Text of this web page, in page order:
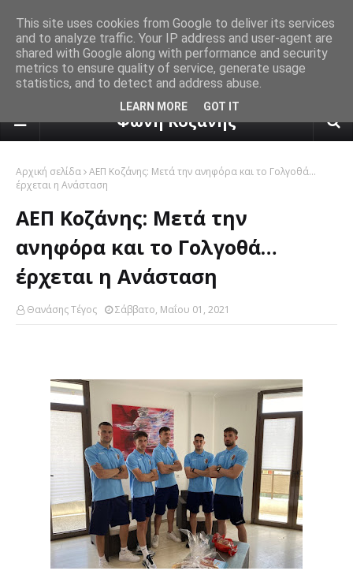
πρόγνωση καιρού από το
Φωνή Κοζάνης
Αρχική σελίδα ΑΕΠ Κοζάνης: Μετά την ανηφόρα και το Γολγοθά…
έρχεται η Ανάσταση
ΑΕΠ Κοζάνης: Μετά την
ανηφόρα και το Γολγοθά…
έρχεται η Ανάσταση
Θανάσης Τέγος Σάββατο, Μαΐου 01, 2021
This site uses cookies from Google to deliver its services
and to analyze traffic. Your IP address and user-agent are
shared with Google along with performance and security
metrics to ensure quality of service, generate usage
statistics, and to detect and address abuse.
LEARN MORE GOT IT